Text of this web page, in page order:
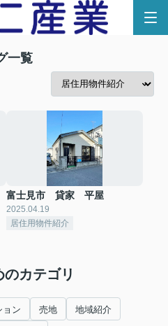
一覧
富士見市 貸家 平屋
2025.04.19
居住用物件紹介
のカテゴリ
ョン 売地 地域紹介